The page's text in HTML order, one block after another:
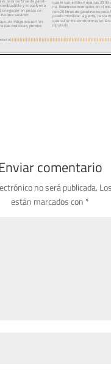
comentario
no será publicada.
están marcados con *